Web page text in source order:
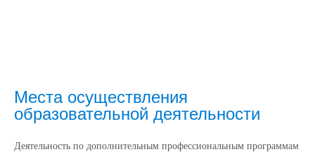
Места осуществления
образовательной деятельности
Деятельность по дополнительным профессиональным программам